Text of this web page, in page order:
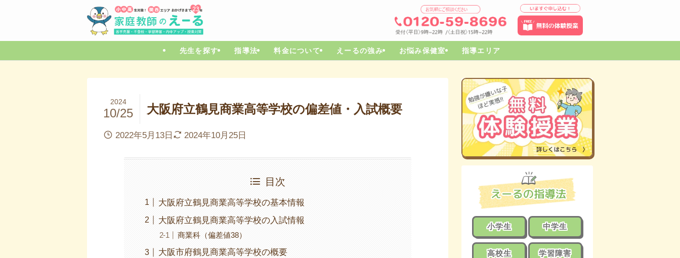
先生を探す 指導法 料金について えーるの強み お悩み保健室 指導エリア
大阪府立鶴見商業高等学校の偏差値・入試概要
2024
10/25
2022年5月13日 2024年10月25日
目次
大阪府立鶴見商業高等学校の基本情報
大阪府立鶴見商業高等学校の入試情報
商業科（偏差値38）
大阪市府鶴見商業高等学校の概要
小学生 中学生
高校生 学習障害